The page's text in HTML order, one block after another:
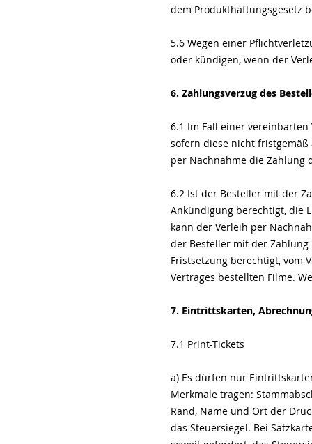
dem Produkthaftungsgesetz
5.6 Wegen einer
oder kündigen, wenn der
6. Zahlungsverzug des
6.1 Im Fall einer
sofern diese nicht fristgemäß
per Nachnahme die Zahlung
6.2 Ist der Besteller mit der
Ankündigung berechtigt, die
kann der Verleih per
der Besteller mit der Zahlung
Fristsetzung berechtigt, vom
Vertrages bestellten Filme.
7. Eintrittskarten,
7.1 Print-Tickets
a) Es dürfen nur
Merkmale tragen:
Rand, Name und Ort der
das Steuersiegel. Bei